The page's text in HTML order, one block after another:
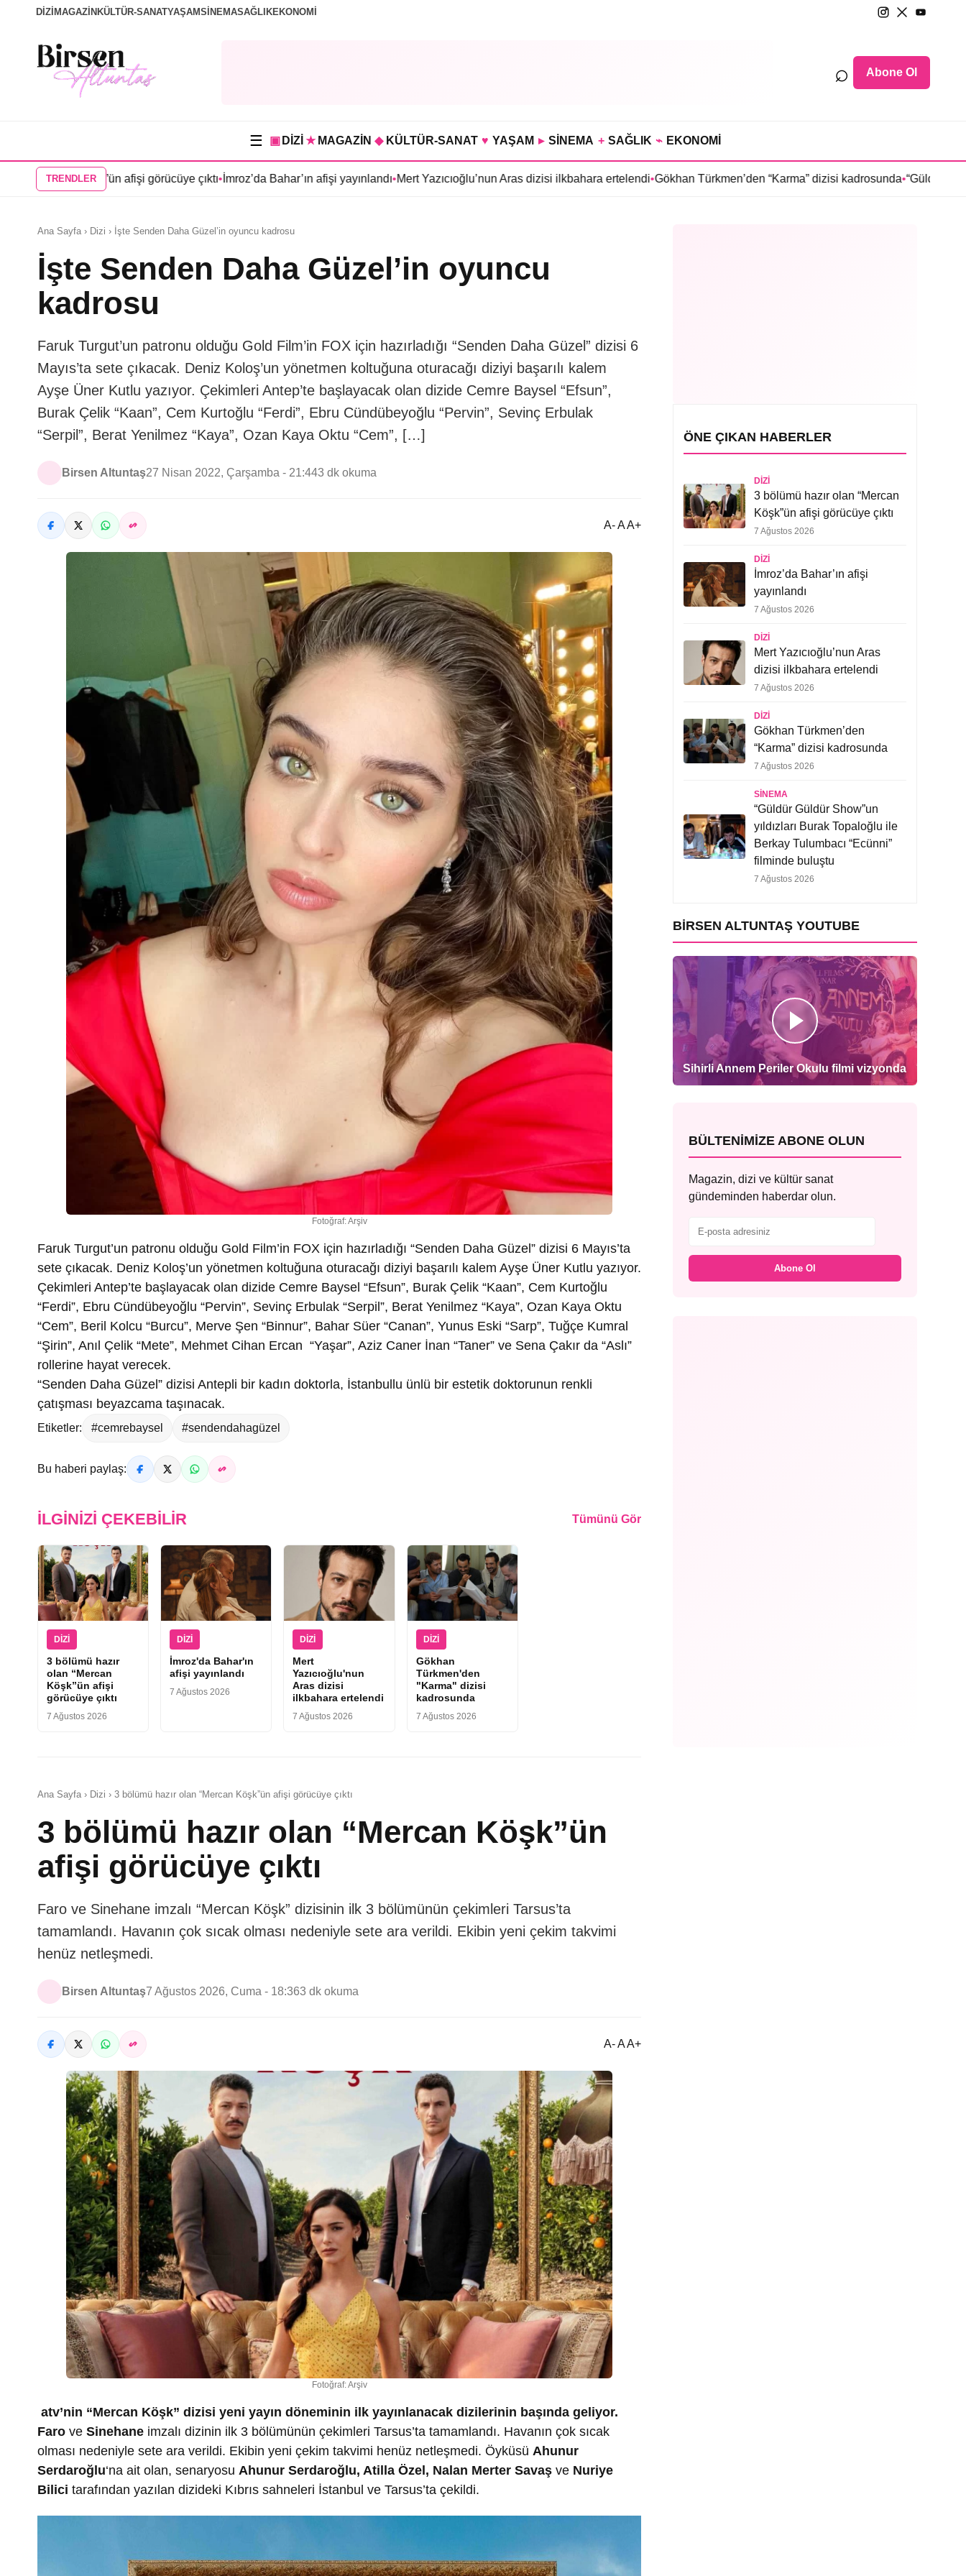
DİZİ MAGAZİN KÜLTÜR-SANATYAŞAMSİNEMASAĞLIKEKONOMİ
⌕ Abone Ol
☰ ▣ DİZİ ★ MAGAZİN ◆ KÜLTÜR-SANAT ♥ YAŞAM ▸ SİNEMA + SAĞLIK ⌁ EKONOMİ
TRENDLER
Köşk”ün afişi görücüye çıktı•İmroz’da Bahar’ın afişi yayınlandı• Mert Yazıcıoğlu’nun Aras dizisi ilkbahara ertelendi•Gökhan Türkmen’den “Karma” dizisi kadrosunda•“Güldür Güldür
Ana Sayfa › Dizi › İşte Senden Daha Güzel’in oyuncu kadrosu
İşte Senden Daha Güzel’in oyuncu
kadrosu
Faruk Turgut’un patronu olduğu Gold Film’in FOX için hazırladığı “Senden Daha Güzel” dizisi 6
Mayıs’ta sete çıkacak. Deniz Koloş’un yönetmen koltuğuna oturacağı diziyi başarılı kalem
Ayşe Üner Kutlu yazıyor. Çekimleri Antep’te başlayacak olan dizide Cemre Baysel “Efsun”,
Burak Çelik “Kaan”, Cem Kurtoğlu “Ferdi”, Ebru Cündübeyoğlu “Pervin”, Sevinç Erbulak
“Serpil”, Berat Yenilmez “Kaya”, Ozan Kaya Oktu “Cem”, […]
Birsen Altuntaş27 Nisan 2022, Çarşamba - 21:443 dk okuma
A- A A+
Fotoğraf: Arşiv
Faruk Turgut’un patronu olduğu Gold Film’in FOX için hazırladığı “Senden Daha Güzel” dizisi 6 Mayıs’ta
sete çıkacak. Deniz Koloş’un yönetmen koltuğuna oturacağı diziyi başarılı kalem Ayşe Üner Kutlu yazıyor.
Çekimleri Antep’te başlayacak olan dizide Cemre Baysel “Efsun”, Burak Çelik “Kaan”, Cem Kurtoğlu
“Ferdi”, Ebru Cündübeyoğlu “Pervin”, Sevinç Erbulak “Serpil”, Berat Yenilmez “Kaya”, Ozan Kaya Oktu
“Cem”, Beril Kolcu “Burcu”, Merve Şen “Binnur”, Bahar Süer “Canan”, Yunus Eski “Sarp”, Tuğçe Kumral
“Şirin”, Anıl Çelik “Mete”, Mehmet Cihan Ercan “Yaşar”, Aziz Caner İnan “Taner” ve Sena Çakır da “Aslı”
rollerine hayat verecek.
“Senden Daha Güzel” dizisi Antepli bir kadın doktorla, İstanbullu ünlü bir estetik doktorunun renkli
çatışması beyazcama taşınacak.
Etiketler: #cemrebaysel #sendendahagüzel
Bu haberi paylaş:
İLGINIZI ÇEKEBILIR Tümünü Gör
DIZI
3 bölümü hazır
olan “Mercan
Köşk”ün afişi
görücüye çıktı
7 Ağustos 2026
DIZI
İmroz'da Bahar'ın
afişi yayınlandı
7 Ağustos 2026
DIZI
Mert
Yazıcıoğlu'nun
Aras dizisi
ilkbahara ertelendi
7 Ağustos 2026
DIZI
Gökhan
Türkmen'den
"Karma" dizisi
kadrosunda
7 Ağustos 2026
Ana Sayfa › Dizi › 3 bölümü hazır olan “Mercan Köşk”ün afişi görücüye çıktı
3 bölümü hazır olan “Mercan Köşk”ün
afişi görücüye çıktı
Faro ve Sinehane imzalı “Mercan Köşk” dizisinin ilk 3 bölümünün çekimleri Tarsus’ta
tamamlandı. Havanın çok sıcak olması nedeniyle sete ara verildi. Ekibin yeni çekim takvimi
henüz netleşmedi.
Birsen Altuntaş7 Ağustos 2026, Cuma - 18:363 dk okuma
A- A A+
Fotoğraf: Arşiv
atv’nin “Mercan Köşk” dizisi yeni yayın döneminin ilk yayınlanacak dizilerinin başında geliyor.
Faro ve Sinehane imzalı dizinin ilk 3 bölümünün çekimleri Tarsus’ta tamamlandı. Havanın çok sıcak
olması nedeniyle sete ara verildi. Ekibin yeni çekim takvimi henüz netleşmedi. Öyküsü Ahunur
Serdaroğlu‘na ait olan, senaryosu Ahunur Serdaroğlu, Atilla Özel, Nalan Merter Savaş ve Nuriye
Bilici tarafından yazılan dizideki Kıbrıs sahneleri İstanbul ve Tarsus’ta çekildi.
ÖNE ÇIKAN HABERLER
DIZI
3 bölümü hazır olan “Mercan
Köşk”ün afişi görücüye çıktı
7 Ağustos 2026
DIZI
İmroz’da Bahar’ın afişi
yayınlandı
7 Ağustos 2026
DIZI
Mert Yazıcıoğlu’nun Aras
dizisi ilkbahara ertelendi
7 Ağustos 2026
DIZI
Gökhan Türkmen’den
“Karma” dizisi kadrosunda
7 Ağustos 2026
SINEMA
“Güldür Güldür Show”un
yıldızları Burak Topaloğlu ile
Berkay Tulumbacı “Ecünni”
filminde buluştu
7 Ağustos 2026
BIRSEN ALTUNTAŞ YOUTUBE
Sihirli Annem Periler Okulu filmi vizyonda
BÜLTENIMIZE ABONE OLUN
Magazin, dizi ve kültür sanat
gündeminden haberdar olun.
Abone Ol